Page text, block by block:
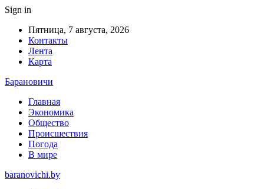
Sign in
Пятница, 7 августа, 2026
Контакты
Лента
Карта
Барановичи
Главная
Экономика
Общество
Происшествия
Погода
В мире
baranovichi.by